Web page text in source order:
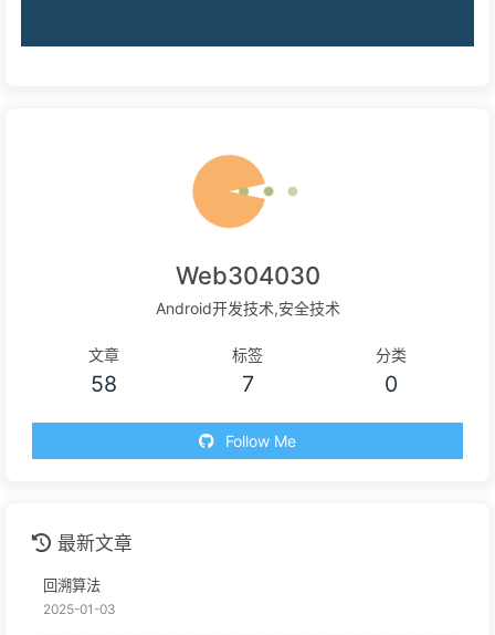
Web304030
Android开发技术,安全技术
文章
58
标签
7
分类
0
Follow Me
最新文章
回溯算法
2025-01-03